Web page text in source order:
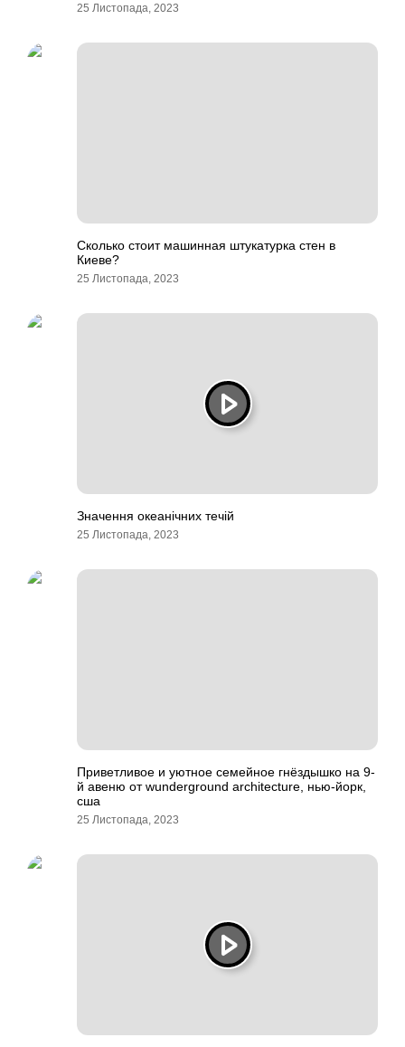
25 Листопада, 2023
Сколько стоит машинная штукатурка стен в
Киеве?
25 Листопада, 2023
Значення океанічних течій
25 Листопада, 2023
Приветливое и уютное семейное гнёздышко на 9-
й авеню от wunderground architecture, нью-йорк,
сша
25 Листопада, 2023